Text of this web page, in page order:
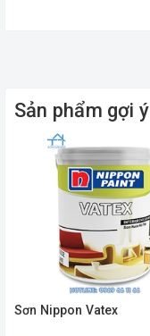
Sản phẩm gợi ý
Sơn Nippon Vatex